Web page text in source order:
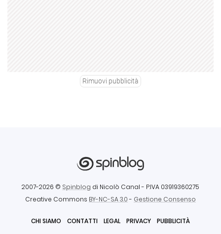
Rimuovi pubblicità
2007-2026 © Spinblog di Nicolò Canal - P.IVA 03919360275
Creative Commons BY-NC-SA 3.0- Gestione Consenso
CHI SIAMO CONTATTI LEGAL PRIVACY PUBBLICITÀ